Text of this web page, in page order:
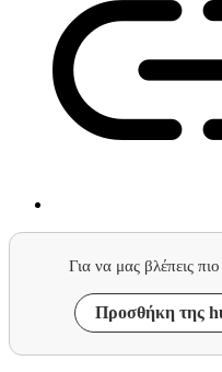
Για να μας βλέπεις
Προσθήκη της